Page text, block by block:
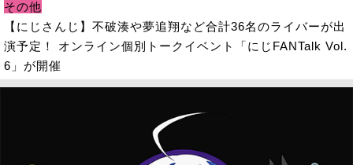
その他
【にじさんじ】不破湊や夢追翔など合計36名のライバーが出
演予定！ オンライン個別トークイベント「にじFANTalk Vol.
6」が開催